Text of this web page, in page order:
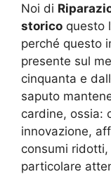
Noi di
storico questo
perché questo
presente sul
cinquanta e
saputo
cardine, ossia:
innovazione,
consumi
particolare